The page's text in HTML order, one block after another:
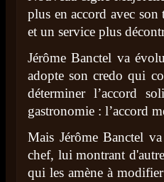
plus en accord avec son
et un service plus
Jérôme Banctel va
adopte son credo qui
déterminer l’accord
gastronomie : l’accord
Mais Jérôme Banctel
chef, lui montrant
qui les amène à modifier